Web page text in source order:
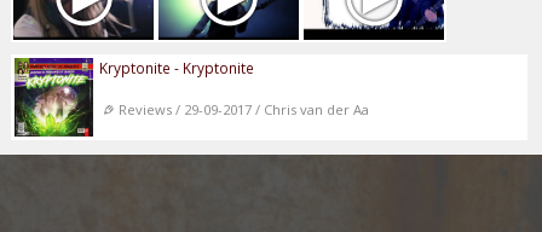
Kryptonite - Kryptonite
Reviews / 29-09-2017 / Chris van der Aa